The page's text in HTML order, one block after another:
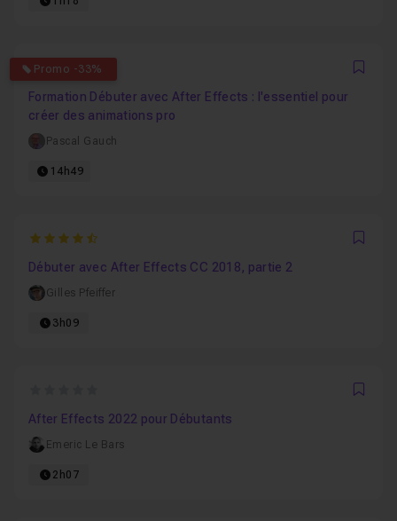
Promo -33%
4.6
Formation Débuter avec After Effects : l'essentiel pour
créer des animations pro
Pascal Gauch
14h49
4.7826086956522
Débuter avec After Effects CC 2018, partie 2
Gilles Pfeiffer
3h09
After Effects 2022 pour Débutants
Emeric Le Bars
2h07